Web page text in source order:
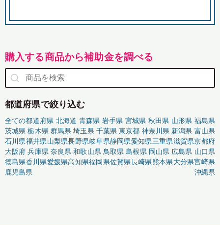
購入する商品から補助金を調べる
都道府県で絞り込む
全ての都道府県 北海道 青森県 岩手県 宮城県 秋田県 山形県 福島県
茨城県 栃木県 群馬県 埼玉県 千葉県 東京都 神奈川県 新潟県 富山県
石川県福井県山梨県長野県岐阜県静岡県愛知県三重県滋賀県京都府
大阪府 兵庫県 奈良県 和歌山県 鳥取県 島根県 岡山県 広島県 山口県
徳島県香川県愛媛県高知県福岡県佐賀県長崎県熊本県大分県宮崎県
鹿児島県
沖縄県